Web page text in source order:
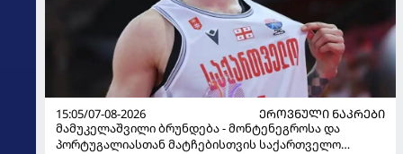
15:05/07-08-2026
ᲔᲠᲝᲕᲜᲣᲚᲘ ᲜᲐᲙᲠᲔᲑᲘ
მამუკელაშვილი ბრუნდება - მონტენეგროსა და
პორტუგალიასთან მატჩებისთვის საქართველო